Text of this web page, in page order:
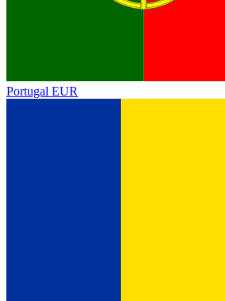
Portugal EUR